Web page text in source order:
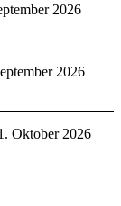
2026
2026
Oktober 2026